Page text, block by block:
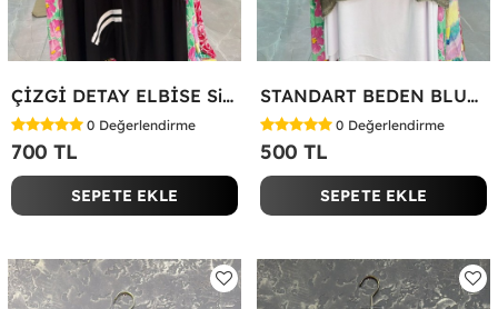
ÇİZGİ DETAY ELBİSE Siyah
0 Değerlendirme
700 TL
SEPETE EKLE
STANDART BEDEN BLUZ Yeşil
0 Değerlendirme
500 TL
SEPETE EKLE